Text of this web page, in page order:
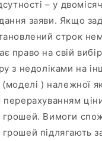
– у
заяви. Якщо
строк
право на свій
з недоліками на
) належної
перерахуванням
грошей. Вимоги
підлягають